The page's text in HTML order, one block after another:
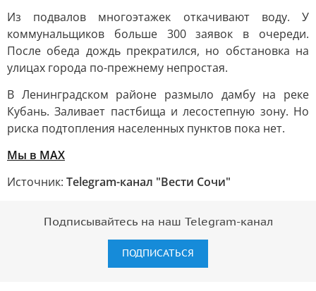
Из подвалов многоэтажек откачивают воду. У
коммунальщиков больше 300 заявок в очереди.
После обеда дождь прекратился, но обстановка на
улицах города по-прежнему непростая.
В Ленинградском районе размыло дамбу на реке
Кубань. Заливает пастбища и лесостепную зону. Но
риска подтопления населенных пунктов пока нет.
Мы в MAX
Источник: Telegram-канал "Вести Сочи"
Подписывайтесь на наш Telegram-канал
ПОДПИСАТЬСЯ